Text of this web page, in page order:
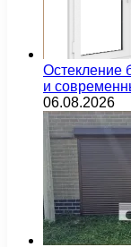
Остекление
и
06.08.2026